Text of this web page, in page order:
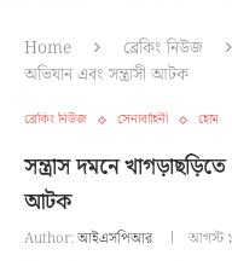
Home ব্রেকিং নিউজ
অভিযান এবং সন্ত্রাসী আটক
ব্রেকিং নিউজ সেনাবাহিনী হোম
সন্ত্রাস দমনে খাগড়াছড়িতে
আটক
Author:আইএসপিআর আগস্ট